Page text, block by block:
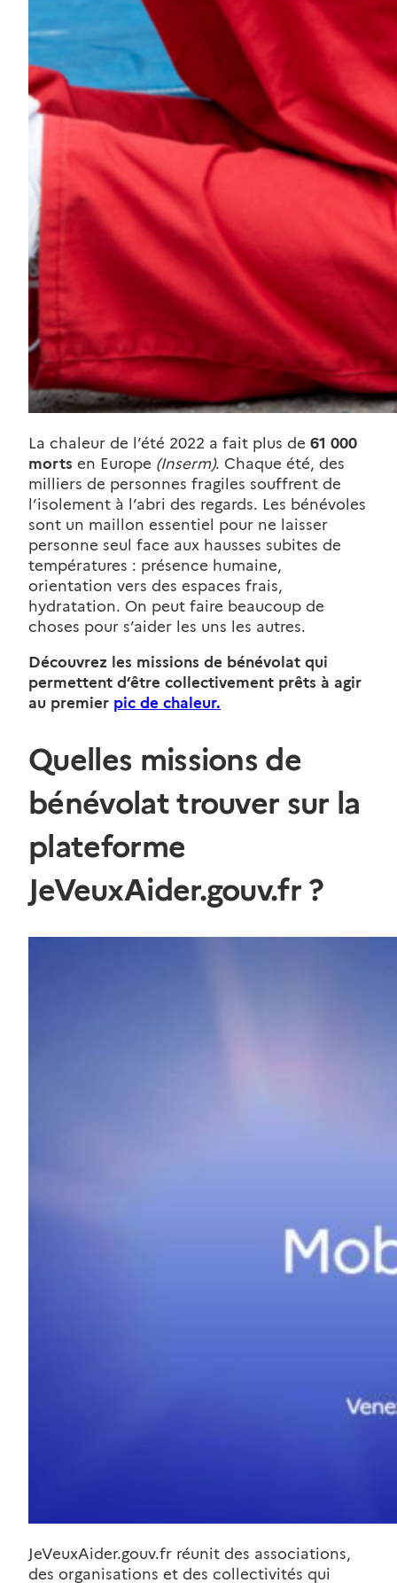
La chaleur de l’été 2022 a fait plus de 61 000
morts en Europe (Inserm). Chaque été, des
milliers de personnes fragiles souffrent de
l’isolement à l’abri des regards. Les bénévoles
sont un maillon essentiel pour ne laisser
personne seul face aux hausses subites de
températures : présence humaine,
orientation vers des espaces frais,
hydratation. On peut faire beaucoup de
choses pour s’aider les uns les autres.
Découvrez les missions de bénévolat qui
permettent d’être collectivement prêts à agir
au premier pic de chaleur.
Quelles missions de
bénévolat trouver sur la
plateforme
JeVeuxAider.gouv.fr ?
JeVeuxAider.gouv.fr réunit des associations,
des organisations et des collectivités qui